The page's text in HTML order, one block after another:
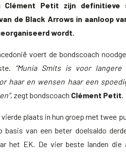
Clément Petit zijn definitieve
de Black Arrows in aanloop
wordt.
voert de bondscoach
“Munia Smits is voor
haar en wensen haar een
, zegt bondscoach Clément Petit.
plaats in hun groep met twee
basis van een beter doelsaldo
het EK. De vier beste landen die